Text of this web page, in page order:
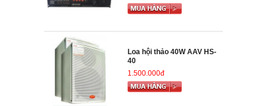
Loa hội thảo 40W AAV HS-
40
1.500.000đ